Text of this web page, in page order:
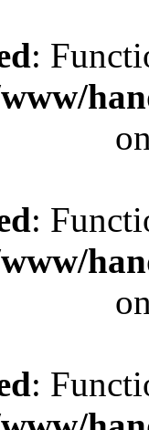
:
:
: